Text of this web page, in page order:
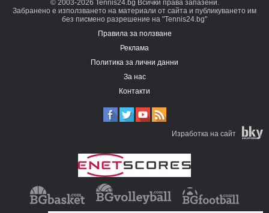
© 2003-2026 Tennis24.bg Всички права запазени.
Забранено е използването на материали от сайта и публикуването им
без писмено разрешение на "Tennis24.bg"
Правила за ползване
Реклама
Политика за лични данни
За нас
Контакти
Изработка на сайт